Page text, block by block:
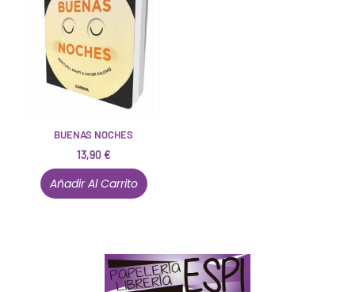
BUENAS NOCHES
13,90€
Añadir Al Carrito